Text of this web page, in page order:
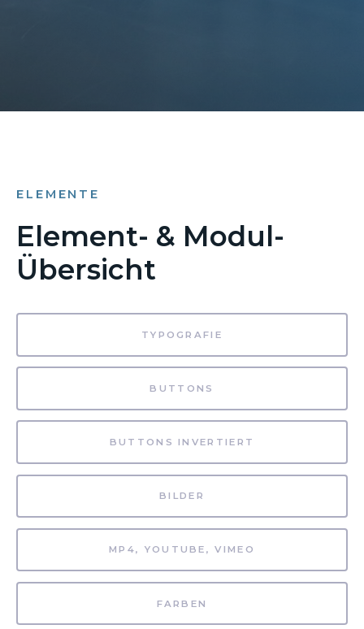
ELEMENTE
Element- & Modul-
Übersicht
TYPOGRAFIE
BUTTONS
BUTTONS INVERTIERT
BILDER
MP4, YOUTUBE, VIMEO
FARBEN